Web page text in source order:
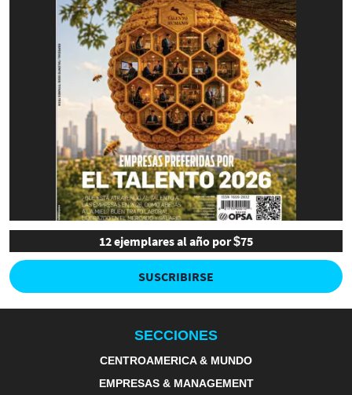
12 ejemplares al año por $75
SUSCRIBIRSE
SECCIONES
CENTROAMERICA & MUNDO
EMPRESAS & MANAGEMENT